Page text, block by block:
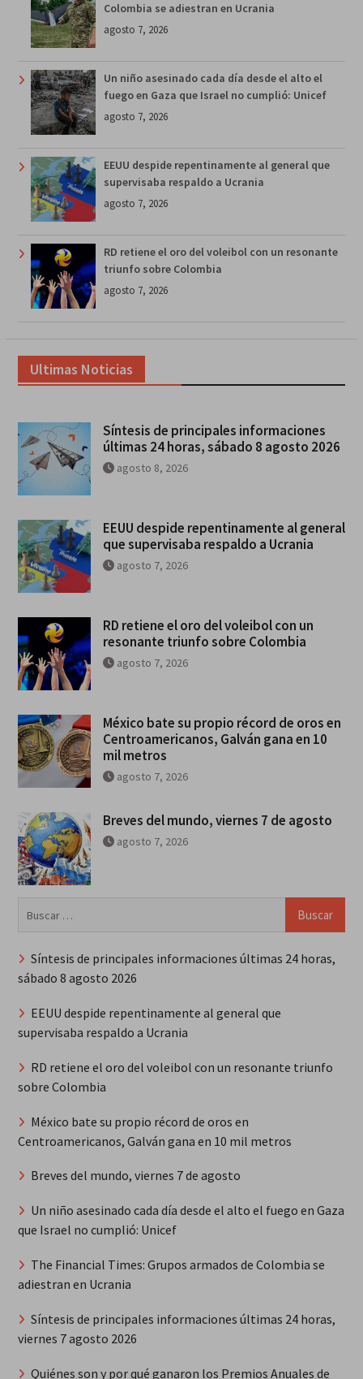
Colombia se adiestran en Ucrania
agosto 7, 2026
Un niño asesinado cada día desde el alto el
fuego en Gaza que Israel no cumplió: Unicef
agosto 7, 2026
EEUU despide repentinamente al general que
supervisaba respaldo a Ucrania
agosto 7, 2026
RD retiene el oro del voleibol con un resonante
triunfo sobre Colombia
agosto 7, 2026
Ultimas Noticias
Síntesis de principales informaciones
últimas 24 horas, sábado 8 agosto 2026
agosto 8, 2026
EEUU despide repentinamente al general
que supervisaba respaldo a Ucrania
agosto 7, 2026
RD retiene el oro del voleibol con un
resonante triunfo sobre Colombia
agosto 7, 2026
México bate su propio récord de oros en
Centroamericanos, Galván gana en 10
mil metros
agosto 7, 2026
Breves del mundo, viernes 7 de agosto
agosto 7, 2026
Síntesis de principales informaciones últimas 24 horas,
sábado 8 agosto 2026
EEUU despide repentinamente al general que
supervisaba respaldo a Ucrania
RD retiene el oro del voleibol con un resonante triunfo
sobre Colombia
México bate su propio récord de oros en
Centroamericanos, Galván gana en 10 mil metros
Breves del mundo, viernes 7 de agosto
Un niño asesinado cada día desde el alto el fuego en Gaza
que Israel no cumplió: Unicef
The Financial Times: Grupos armados de Colombia se
adiestran en Ucrania
Síntesis de principales informaciones últimas 24 horas,
viernes 7 agosto 2026
Quiénes son y por qué ganaron los Premios Anuales de